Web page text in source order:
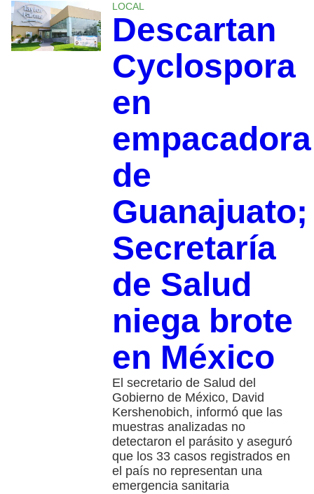
LOCAL
Descartan
Cyclospora
en
empacadora
de
Guanajuato;
Secretaría
de Salud
niega brote
en México
El secretario de Salud del
Gobierno de México, David
Kershenobich, informó que las
muestras analizadas no
detectaron el parásito y aseguró
que los 33 casos registrados en
el país no representan una
emergencia sanitaria